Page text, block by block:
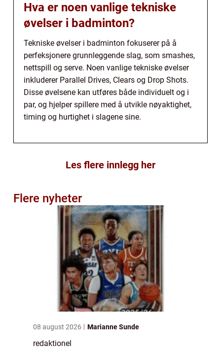
Hva er noen vanlige tekniske
øvelser i badminton?
Tekniske øvelser i badminton fokuserer på å
perfeksjonere grunnleggende slag, som smashes,
nettspill og serve. Noen vanlige tekniske øvelser
inkluderer Parallel Drives, Clears og Drop Shots.
Disse øvelsene kan utføres både individuelt og i
par, og hjelper spillere med å utvikle nøyaktighet,
timing og hurtighet i slagene sine.
Les flere innlegg her
Flere nyheter
08 august 2026 Marianne Sunde
redaktionel